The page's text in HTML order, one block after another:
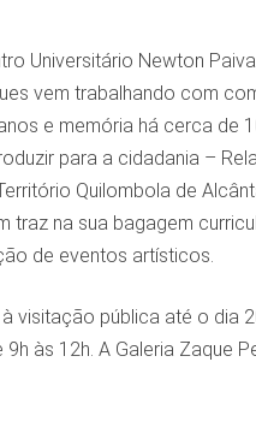
Universitário Newton
vem trabalhando com
e memória há cerca de
para a cidadania –
Quilombola de
traz na sua bagagem
de eventos artísticos.
visitação pública até o dia
às 12h. A Galeria Zaque